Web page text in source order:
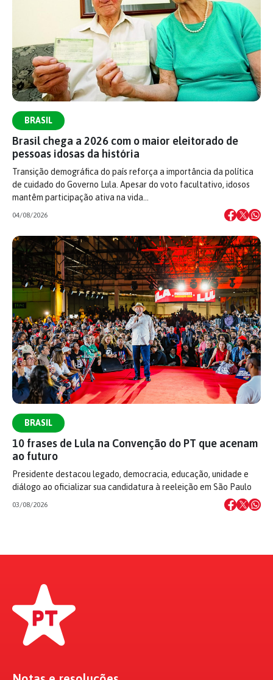
BRASIL
Brasil chega a 2026 com o maior eleitorado de
pessoas idosas da história
Transição demográfica do país reforça a importância da política
de cuidado do Governo Lula. Apesar do voto facultativo, idosos
mantêm participação ativa na vida…
04/08/2026
BRASIL
10 frases de Lula na Convenção do PT que acenam
ao futuro
Presidente destacou legado, democracia, educação, unidade e
diálogo ao oficializar sua candidatura à reeleição em São Paulo
03/08/2026